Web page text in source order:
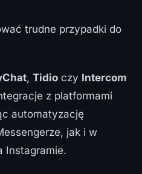
trudne przypadki do
, Tidio czy Intercom
z platformami
automatyzację
jak i w
Instagramie.